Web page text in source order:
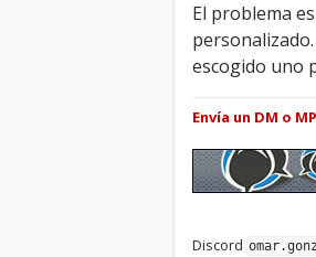
El problema
escogido uno
Envía un DM o
Discord